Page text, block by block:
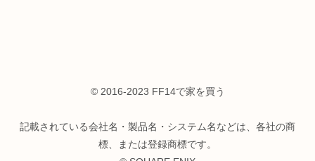
© 2016-2023 FF14で家を買う
記載されている会社名・製品名・システム名などは、各社の商
標、または登録商標です。